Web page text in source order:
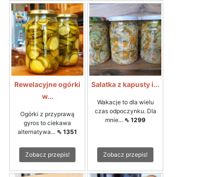
Rewelacyjne ogórki
w...
Ogórki z przyprawą
gyros to ciekawa
alternatywa... ⇖ 1351
Zobacz przepis!
Sałatka z kapusty i...
Wakacje to dla wielu
czas odpoczynku. Dla
mnie... ⇖ 1299
Zobacz przepis!